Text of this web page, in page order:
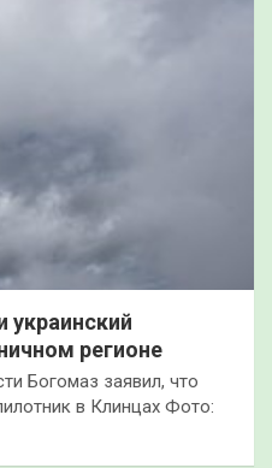
украинский
регионе
Богомаз заявил, что
в Клинцах Фото: